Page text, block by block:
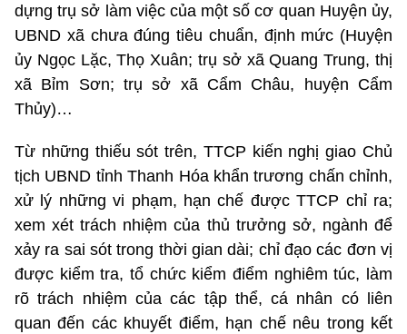
dựng trụ sở làm việc của một số cơ quan Huyện ủy,
UBND xã chưa đúng tiêu chuẩn, định mức (Huyện
ủy Ngọc Lặc, Thọ Xuân; trụ sở xã Quang Trung, thị
xã Bỉm Sơn; trụ sở xã Cẩm Châu, huyện Cẩm
Thủy)…
Từ những thiếu sót trên, TTCP kiến nghị giao Chủ
tịch UBND tỉnh Thanh Hóa khẩn trương chấn chỉnh,
xử lý những vi phạm, hạn chế được TTCP chỉ ra;
xem xét trách nhiệm của thủ trưởng sở, ngành để
xảy ra sai sót trong thời gian dài; chỉ đạo các đơn vị
được kiểm tra, tổ chức kiểm điểm nghiêm túc, làm
rõ trách nhiệm của các tập thể, cá nhân có liên
quan đến các khuyết điểm, hạn chế nêu trong kết